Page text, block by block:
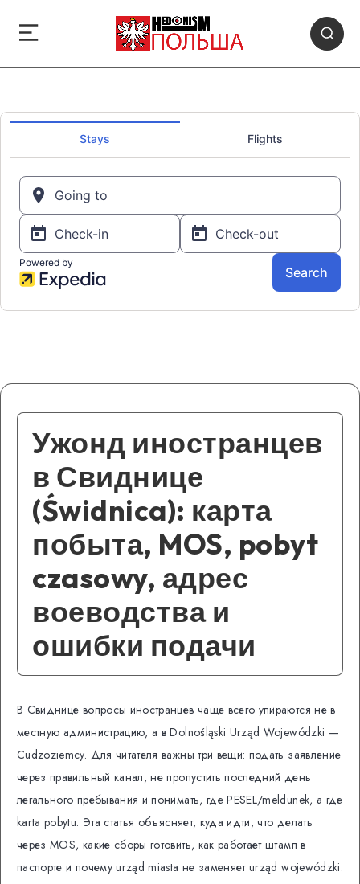
Ужонд иностранцев
в Свиднице
(Świdnica): карта
побыта, MOS, pobyt
czasowy, адрес
воеводства и
ошибки подачи
В Свиднице вопросы иностранцев чаще всего упираются не в
местную администрацию, а в Dolnośląski Urząd Wojewódzki —
Cudzoziemcy. Для читателя важны три вещи: подать заявление
через правильный канал, не пропустить последний день
легального пребывания и понимать, где PESEL/meldunek, а где
karta pobytu. Эта статья объясняет, куда идти, что делать
через MOS, какие сборы готовить, как работает штамп в
паспорте и почему urząd miasta не заменяет urząd wojewódzki.